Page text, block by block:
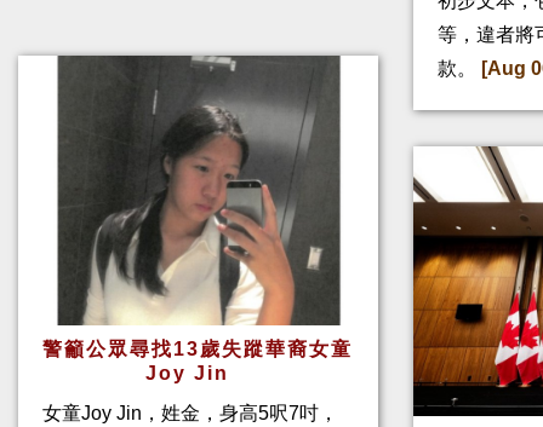
警籲公眾尋找13歲失蹤華裔女童
Joy Jin
女童Joy Jin，姓金，身高5呎7吋，
等，違者將
款。
[Aug